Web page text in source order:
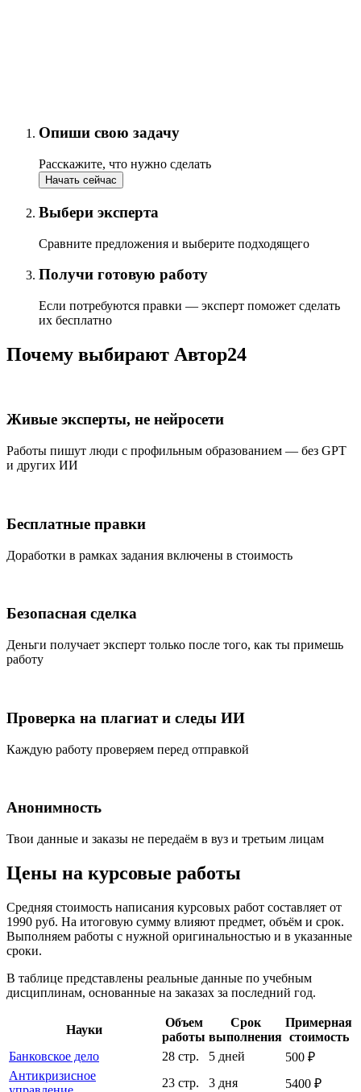
Опиши свою задачу
Расскажите, что нужно сделать
Начать сейчас
Выбери эксперта
Сравните предложения и выберите подходящего
Получи готовую работу
Если потребуются правки — эксперт поможет сделать
их бесплатно
Почему выбирают Автор24
Живые эксперты, не нейросети
Работы пишут люди с профильным образованием — без GPT
и других ИИ
Бесплатные правки
Доработки в рамках задания включены в стоимость
Безопасная сделка
Деньги получает эксперт только после того, как ты примешь
работу
Проверка на плагиат и следы ИИ
Каждую работу проверяем перед отправкой
Анонимность
Твои данные и заказы не передаём в вуз и третьим лицам
Цены на курсовые работы
Средняя стоимость написания курсовых работ составляет от
1990 руб. На итоговую сумму влияют предмет, объём и срок.
Выполняем работы с нужной оригинальностью и в указанные
сроки.
В таблице представлены реальные данные по учебным
дисциплинам, основанные на заказах за последний год.
Науки
Объем
работы
Срок
выполнения
Примерная
стоимость
Банковское дело
28 стр. 5 дней
500 ₽
Антикризисное
23 стр. 3 дня 5400 ₽